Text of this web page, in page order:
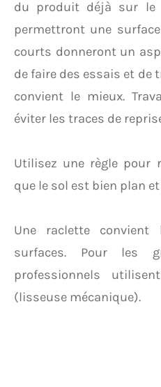
du produit déjà sur le
permettront une
courts donneront un
de faire des essais et de
convient le mieux.
éviter les traces de
Utilisez une règle pour
que le sol est bien plan
Une raclette
surfaces. Pour les
professionnels
(lisseuse mécanique).